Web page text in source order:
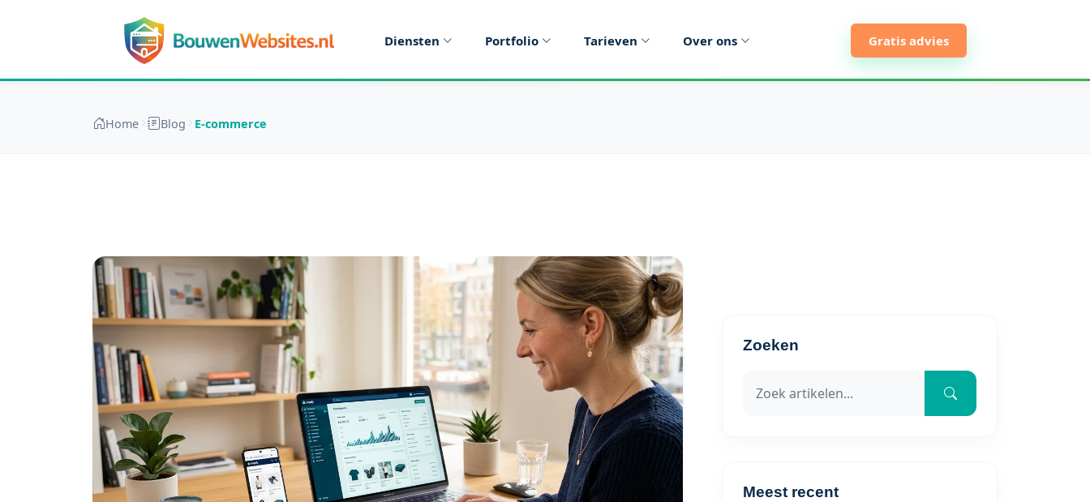
Diensten Portfolio Tarieven Over ons Gratis advies
Home Blog E-commerce
Zoeken
Meest recent